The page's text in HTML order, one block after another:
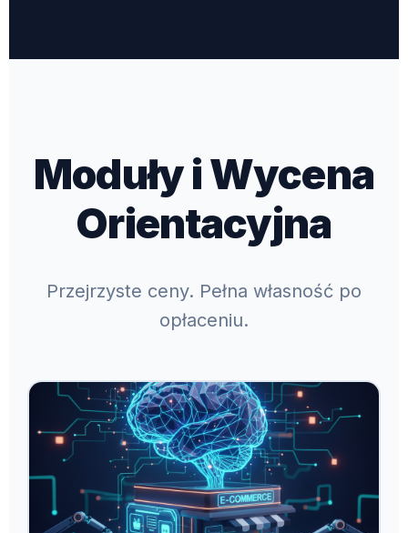
Moduły i Wycena
Orientacyjna
Przejrzyste ceny. Pełna własność po
opłaceniu.